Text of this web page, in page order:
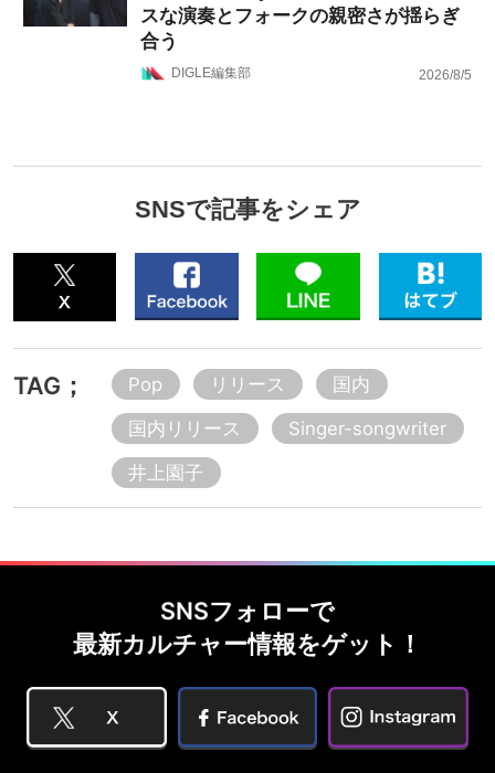
スな演奏とフォークの親密さが揺らぎ
合う
DIGLE編集部 2026/8/5
SNSで記事をシェア
TAG； Pop リリース
国内
国内リリース
Singer-songwriter
井上園子
SNSフォローで
最新カルチャー情報をゲット！